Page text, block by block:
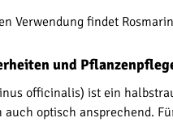
Verwendung findet
und
officinalis) ist ein
auch optisch ansprechend.